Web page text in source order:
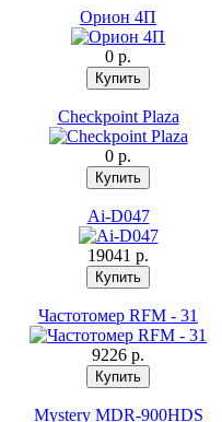
Орион 4П
0 p.
Checkpoint Plaza
0 p.
Ai-D047
19041 p.
Частотомер RFM - 31
9226 p.
Mystery MDR-900HDS